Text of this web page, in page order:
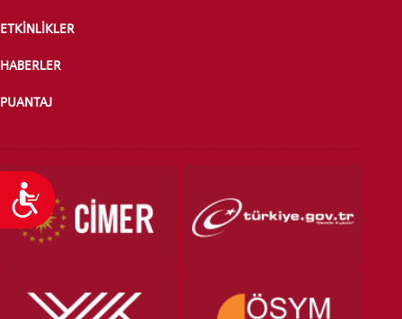
Ulaşılabilirlik
ETKİNLİKLER
HABERLER
PUANTAJ